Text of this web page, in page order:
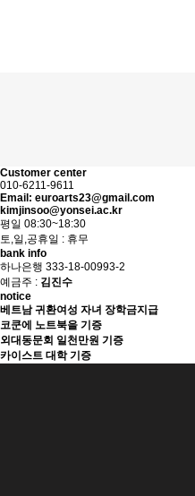
Customer center
010-6211-9611
Email: euroarts23@gmail.com
kimjinsoo@yonsei.ac.kr
평일 08:30~18:30
토,일,공휴일 : 휴무
bank info
하나은행 333-18-00993-2
예금주 : 김진수
notice
베트남 귀환여성 자녀 장학금지급
코쿤에 노트북을 기증
외대동문회 일천만원 기증
카이스트 대학 기증